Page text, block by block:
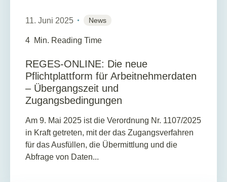
11. Juni 2025 News
4 Min. Reading Time
REGES-ONLINE: Die neue
Pflichtplattform für Arbeitnehmerdaten
– Übergangszeit und
Zugangsbedingungen
Am 9. Mai 2025 ist die Verordnung Nr. 1107/2025
in Kraft getreten, mit der das Zugangsverfahren
für das Ausfüllen, die Übermittlung und die
Abfrage von Daten...